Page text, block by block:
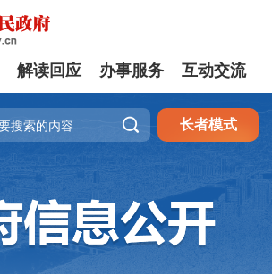
解读回应 办事服务 互动交流
 长者模式